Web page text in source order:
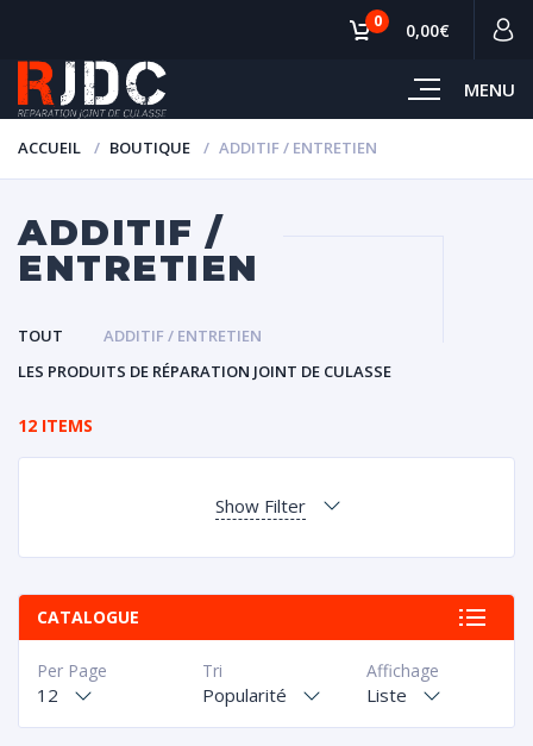
MENU
0 0,00€
ACCUEIL BOUTIQUE ADDITIF / ENTRETIEN
ADDITIF /
ENTRETIEN
TOUT
ADDITIF / ENTRETIEN
LES PRODUITS DE RÉPARATION JOINT DE CULASSE
12 ITEMS
Show Filter
CATALOGUE
Affichage
Liste
Tri
Popularité
Per Page
12